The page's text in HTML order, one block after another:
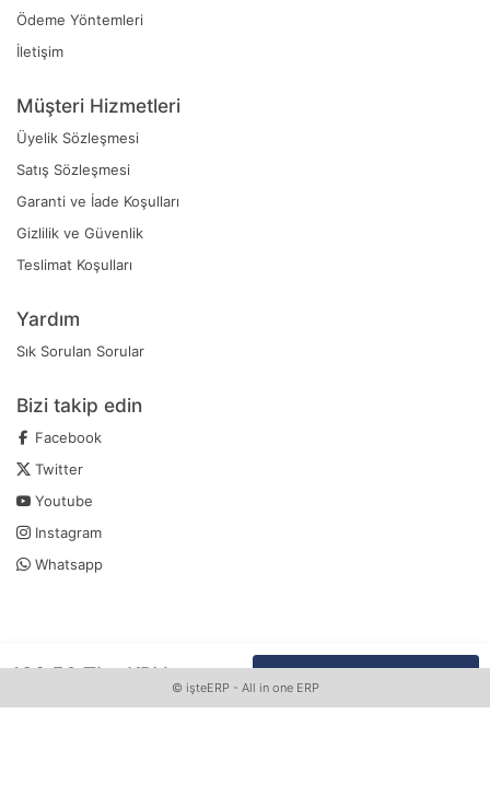
192,50 TL+KDV
Whatsapp Sipariş Vermek İçin Tıklayın
Ödeme Yöntemleri
İletişim
Müşteri Hizmetleri
Üyelik Sözleşmesi
Satış Sözleşmesi
Garanti ve İade Koşulları
Gizlilik ve Güvenlik
Teslimat Koşulları
Yardım
Sık Sorulan Sorular
Bizi takip edin
Facebook
Twitter
Youtube
Instagram
Whatsapp
© işteERP- All in one ERP